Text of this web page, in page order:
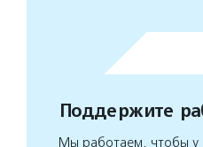
Поддержите
Мы работаем, чтобы у